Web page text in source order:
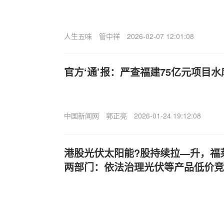
人生五味 管中祥 2026-02-07 12:01:08
官方‘通’报：严查福建75亿元项目
中国新闻网 郭正亮 2026-01-24 19:12:08
港股光伏太阳能?股持续拉—升，福
两部门：依法治理光伏等产品低价